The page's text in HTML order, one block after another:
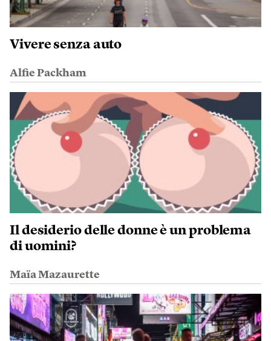
Vivere senza auto
Alfie Packham
Il desiderio delle donne è un problema
di uomini?
Maïa Mazaurette